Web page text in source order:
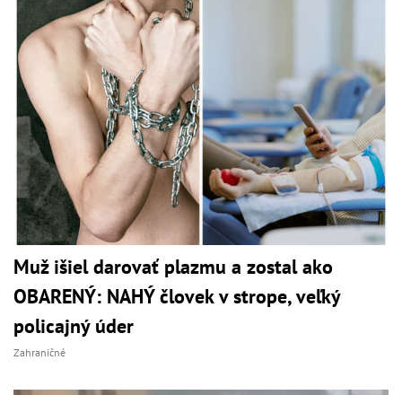
Muž išiel darovať plazmu a zostal ako
OBARENÝ: NAHÝ človek v strope, veľký
policajný úder
Zahraničné